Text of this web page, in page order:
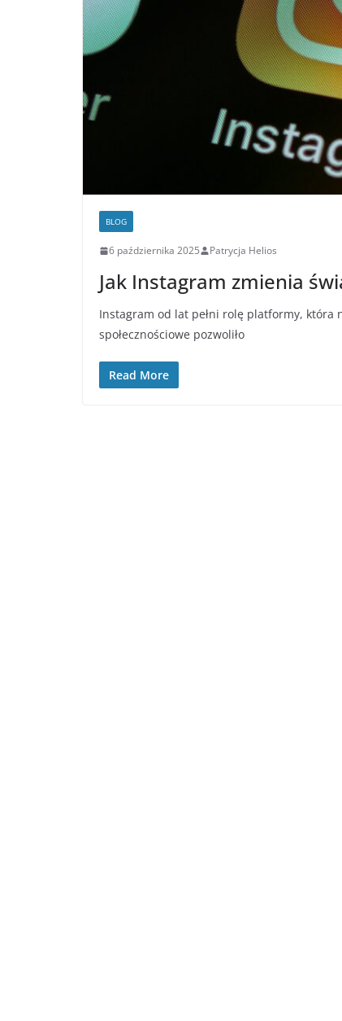
BLOG
6 października 2025 Patrycja Helios
Jak Instagram zmienia
Instagram od lat pełni rolę platformy, która
społecznościowe pozwoliło
Read More